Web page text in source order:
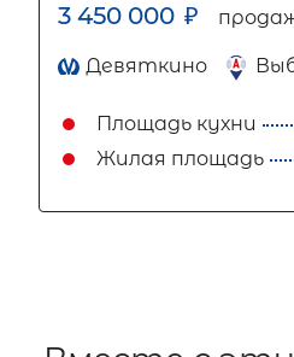
3 450 000 ₽
Девяткино
Площадь кухни
Жилая площадь